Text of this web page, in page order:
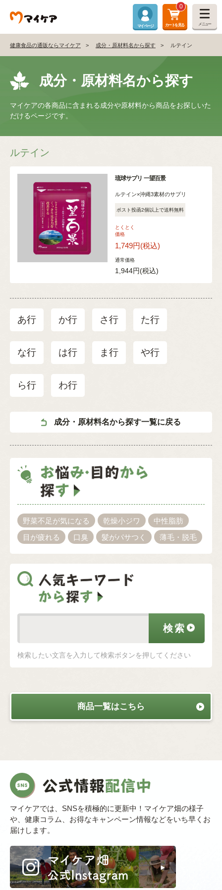
マイページ
0
カートを見る メニュー
健康食品の通販ならマイケア 成分・原材料名から探す ルテイン
成分・原材料名から探す
マイケアの各商品に含まれる成分や原材料から商品をお探しいた
だけるページです。
ルテイン
琉球サプリ 一望百景
ルテイン×沖縄3素材のサプリ
ポスト投函2個以上で送料無料
とくとく
価格
1,749円(税込)
通常価格
1,944円(税込)
あ行 か行 さ行 た行
な行 は行 ま行 や行
ら行 わ行
成分・原材料名から探す一覧に戻る
野菜不足が気になる 乾燥小ジワ
中性脂肪
目が疲れる
口臭 髪がパサつく 薄毛・脱毛
検索したい文言を入力して検索ボタンを押してください
商品一覧はこちら
マイケアでは、SNSを積極的に更新中！マイケア畑の様子
や、健康コラム、お得なキャンペーン情報などをいち早くお
届けします。